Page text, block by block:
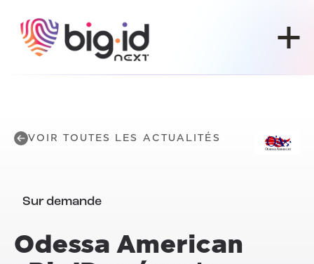
VOIR TOUTES LES ACTUALITÉS
Sur demande
Odessa American